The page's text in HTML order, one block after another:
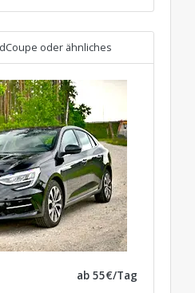
oder ähnliches
ab 55€/Tag